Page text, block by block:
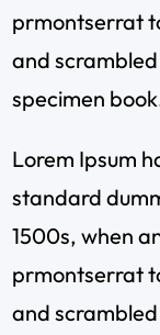
prmontserrat
and
specimen
Lorem Ipsum
standard
1500s, when
prmontserrat
and